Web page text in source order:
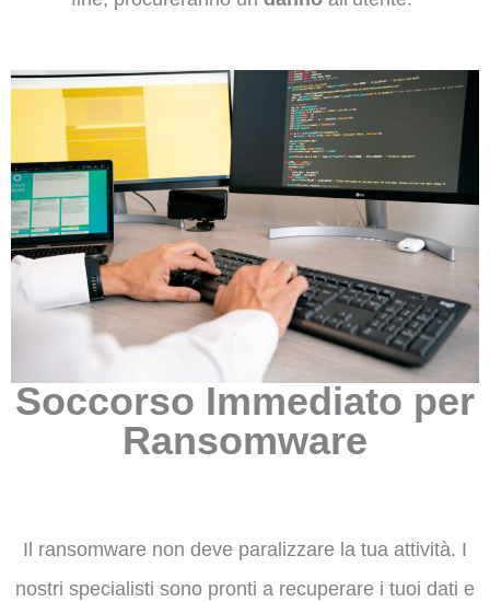
Soccorso Immediato per
Ransomware
Il ransomware non deve paralizzare la tua attività. I
nostri specialisti sono pronti a recuperare i tuoi dati e